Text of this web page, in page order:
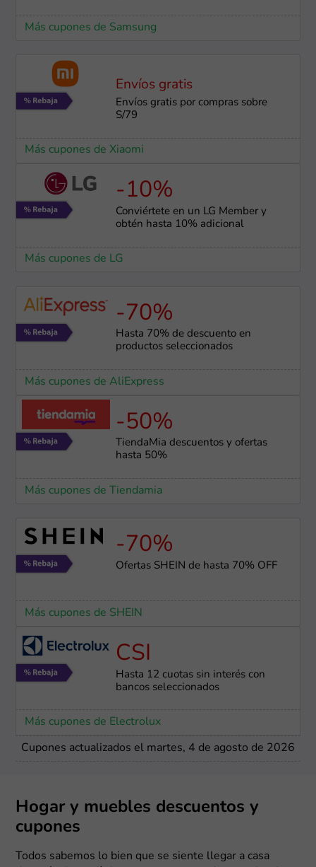
Más cupones de Samsung
Envíos gratis
Envíos gratis por compras sobre
S/79
Más cupones de Xiaomi
-10%
Conviértete en un LG Member y
obtén hasta 10% adicional
Más cupones de LG
-70%
Hasta 70% de descuento en
productos seleccionados
Más cupones de AliExpress
-50%
TiendaMia descuentos y ofertas
hasta 50%
Más cupones de Tiendamia
-70%
Ofertas SHEIN de hasta 70% OFF
Más cupones de SHEIN
CSI
Hasta 12 cuotas sin interés con
bancos seleccionados
Más cupones de Electrolux
Cupones actualizados el martes, 4 de agosto de 2026
Hogar y muebles descuentos y
cupones
Todos sabemos lo bien que se siente llegar a casa